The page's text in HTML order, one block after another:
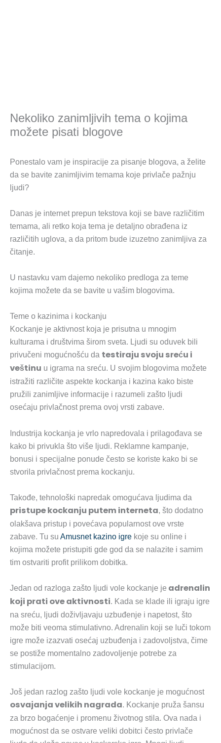
Nekoliko zanimljivih tema o kojima
možete pisati blogove
Ponestalo vam je inspiracije za pisanje blogova, a želite
da se bavite zanimljivim temama koje privlače pažnju
ljudi?
Danas je internet prepun tekstova koji se bave različitim
temama, ali retko koja tema je detaljno obrađena iz
različitih uglova, a da pritom bude izuzetno zanimljiva za
čitanje.
U nastavku vam dajemo nekoliko predloga za teme
kojima možete da se bavite u vašim blogovima.
Teme o kazinima i kockanju
Kockanje je aktivnost koja je prisutna u mnogim
kulturama i društvima širom sveta. Ljudi su oduvek bili
privučeni mogućnošću da testiraju svoju sreću i
veštinu u igrama na sreću. U svojim blogovima možete
istražiti različite aspekte kockanja i kazina kako biste
pružili zanimljive informacije i razumeli zašto ljudi
osećaju privlačnost prema ovoj vrsti zabave.
Industrija kockanja je vrlo napredovala i prilagođava se
kako bi privukla što više ljudi. Reklamne kampanje,
bonusi i specijalne ponude često se koriste kako bi se
stvorila privlačnost prema kockanju.
Takođe, tehnološki napredak omogućava ljudima da
pristupe kockanju putem interneta, što dodatno
olakšava pristup i povećava popularnost ove vrste
zabave. Tu su Amusnet kazino igre koje su online i
kojima možete pristupiti gde god da se nalazite i samim
tim ostvariti profit prilikom dobitka.
Jedan od razloga zašto ljudi vole kockanje je adrenalin
koji prati ove aktivnosti. Kada se klade ili igraju igre
na sreću, ljudi doživljavaju uzbuđenje i napetost, što
može biti veoma stimulativno. Adrenalin koji se luči tokom
igre može izazvati osećaj uzbuđenja i zadovoljstva, čime
se postiže momentalno zadovoljenje potrebe za
stimulacijom.
Još jedan razlog zašto ljudi vole kockanje je mogućnost
osvajanja velikih nagrada. Kockanje pruža šansu
za brzo bogaćenje i promenu životnog stila. Ova nada i
mogućnost da se ostvare veliki dobitci često privlače